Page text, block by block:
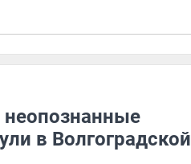
неопознанные
в Волгоградской